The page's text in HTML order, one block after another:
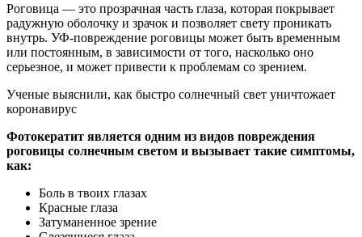
Роговица — это прозрачная часть глаза, которая покрывает
радужную оболочку и зрачок и позволяет свету проникать
внутрь. УФ-повреждение роговицы может быть временным
или постоянным, в зависимости от того, насколько оно
серьезное, и может привести к проблемам со зрением.
Ученые выяснили, как быстро солнечный свет уничтожает
коронавирус
Фотокератит является одним из видов повреждения
роговицы солнечным светом и вызывает такие симптомы,
как:
Боль в твоих глазах
Красные глаза
Затуманенное зрение